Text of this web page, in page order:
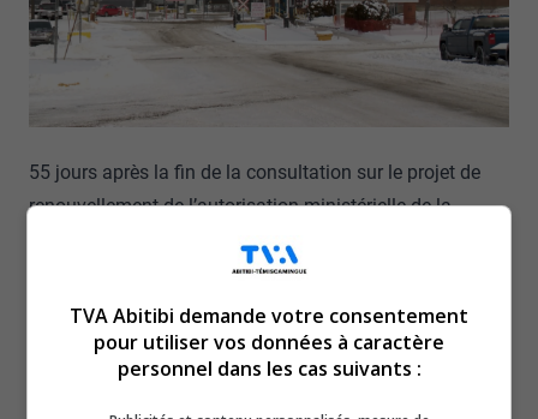
55 jours après la fin de la consultation sur le projet de
renouvellement de l’autorisation ministérielle de la
les résultats du rapport tant attendu.
Il s’agit d’une étape importante pour le ministère de
l’Environnement. Le gouvernement dit vouloir être
transparent et travailler avec la population de l’Abitibi-
TVA Abitibi demande votre consentement
pour utiliser vos données à caractère
personnel dans les cas suivants :